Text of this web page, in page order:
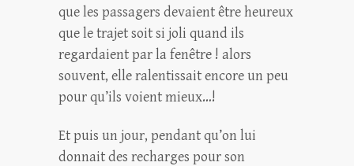
que les passagers devaient être heureux
que le trajet soit si joli quand ils
regardaient par la fenêtre ! alors
souvent, elle ralentissait encore un peu
pour qu’ils voient mieux…!
Et puis un jour, pendant qu’on lui
donnait des recharges pour son